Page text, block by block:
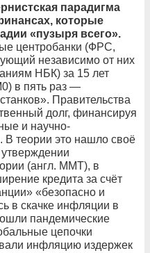
парадигма
которые
«пузыря всего».
центробанки (ФРС,
независимо от них
НБК) за 15 лет
в пять раз —
Правительства
долг, финансируя
и научно-
В теории это нашло своё
(англ. ММТ), в
кредита за счёт
«безопасно и
в скачке инфляции в
пандемические
цепочки
инфляцию издержек